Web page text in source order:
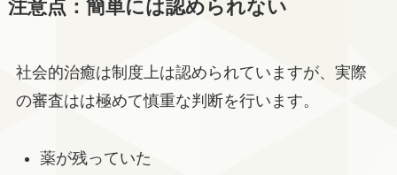
注意点：簡単には認められない
社会的治癒は制度上は認められていますが、実際
の審査はは極めて慎重な判断を行います。
薬が残っていた